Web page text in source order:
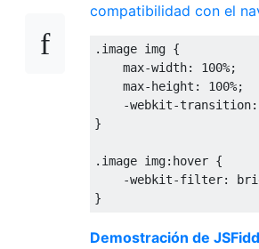
compatibilidad con el
. image img {
    max
-width: 100%;
    max
-height : 100%;
-webkit-transition:
}
. image img: hover {
-webkit-filter:
}
Demostración de